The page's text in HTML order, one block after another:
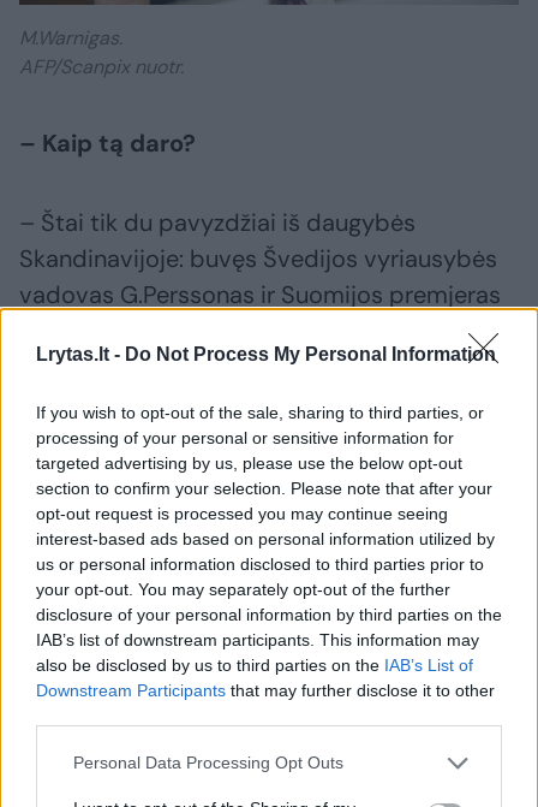
Lrytas.lt - Do Not Process My Personal Information
If you wish to opt-out of the sale, sharing to third parties, or
processing of your personal or sensitive information for
targeted advertising by us, please use the below opt-out
section to confirm your selection. Please note that after your
opt-out request is processed you may continue seeing
interest-based ads based on personal information utilized by
us or personal information disclosed to third parties prior to
your opt-out. You may separately opt-out of the further
disclosure of your personal information by third parties on the
IAB’s list of downstream participants. This information may
also be disclosed by us to third parties on the IAB’s List of
Downstream Participants that may further disclose it to other
Personal Data Processing Opt Outs
M.Warnigas.
AFP/Scanpix nuotr.
– Kaip tą daro?
– Štai tik du pavyzdžiai iš daugybės
Skandinavijoje: buvęs Švedijos vyriausybės
vadovas G.Perssonas ir Suomijos premjeras
G.Schröderį ir G.Perssoną siejo labai daug
kas. Jie buvo geri draugai ir partneriai. Baigęs
aktyvią politinę karjerą, G.Perssonas ėmėsi
ekologinių problemų, buvo buvusio JAV
viceprezidento Alo Gore'o ekologinio centro
valdybos narys.
G.Perssonas atkakliai pasisakė prieš gamtinių
dujų naudojimą. Bet 2007 m. gegužės 7 d.,
G.Perssoną vakarienės.